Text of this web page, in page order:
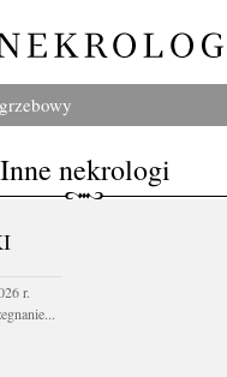
Inne nekrologi
r.